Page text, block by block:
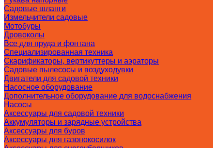
Садовые шланги
Измельчители садовые
Мотобуры
Дровоколы
Все для пруда и фонтана
Специализированная техника
Скарификаторы, вертикуттеры и аэраторы
Садовые пылесосы и воздуходувки
Двигатели для садовой техники
Насосное оборудование
Дополнительное оборудование для водоснабжения
Насосы
Аксессуары для садовой техники
Аккумуляторы и зарядные устройства
Аксессуары для буров
Аксессуары для газонокосилок